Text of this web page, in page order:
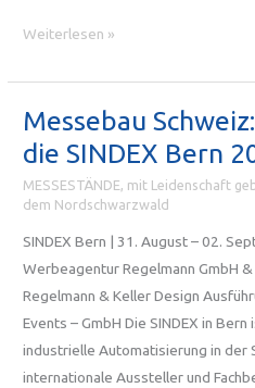
Messebau
Messestand
für
die
ILMAC
Basel
Weiterlesen »
Messebau
die SINDEX Bern
MESSESTÄNDE, mit Leidenschaft
dem Nordschwarzwald
SINDEX Bern | 31. August – 02.
Werbeagentur Regelmann GmbH
Regelmann & Keller Design
Events – GmbH Die SINDEX in
industrielle Automatisierung in der
internationale Aussteller und